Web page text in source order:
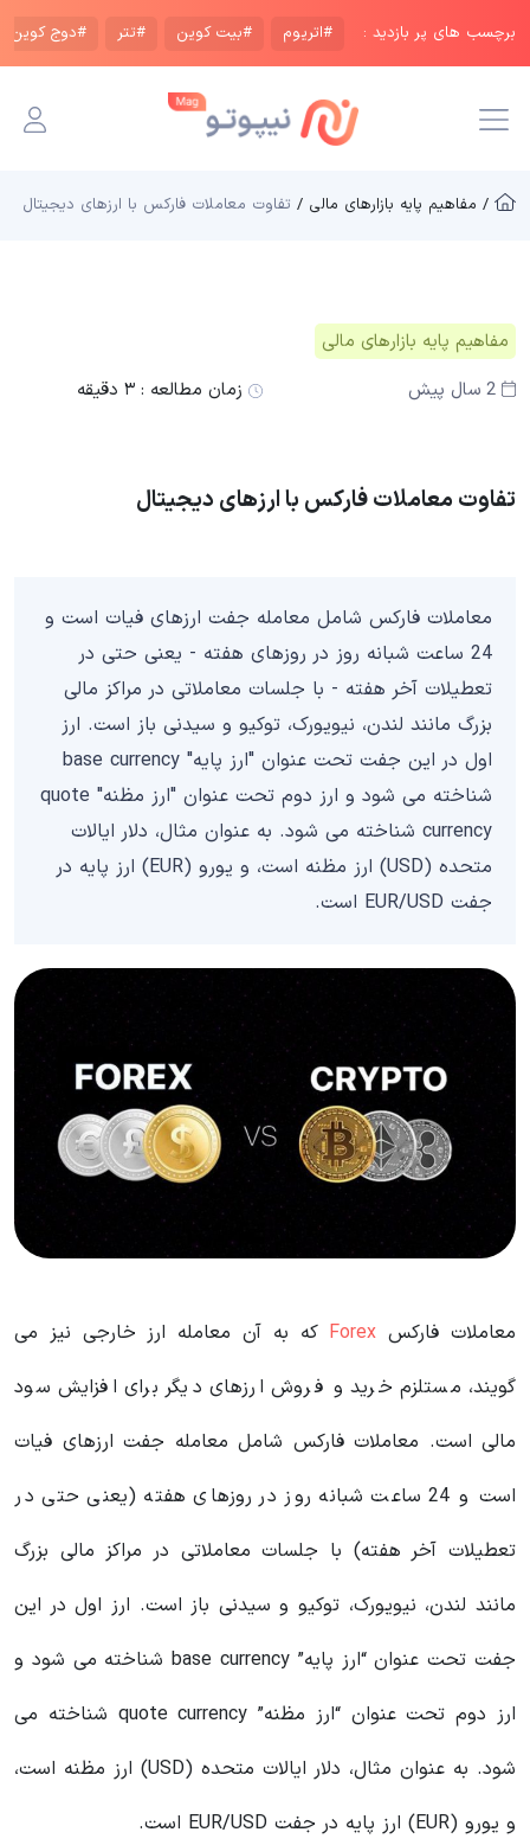
برچسب های پر بازدید : #اتریوم #بیت کوین #تتر #دوج کوین
/ مفاهیم پایه بازار‌های مالی / تفاوت معاملات فارکس با ارزهای دیجیتال
مفاهیم پایه بازار‌های مالی
2 سال پیش
زمان مطالعه : ۳ دقیقه
تفاوت معاملات فارکس با ارزهای دیجیتال
معاملات فارکس شامل معامله جفت ارزهای فیات است و
24 ساعت شبانه روز در روزهای هفته - یعنی حتی در
تعطیلات آخر هفته - با جلسات معاملاتی در مراکز مالی
بزرگ مانند لندن، نیویورک، توکیو و سیدنی باز است. ارز
اول در این جفت تحت عنوان "ارز پایه" base currency
شناخته می شود و ارز دوم تحت عنوان "ارز مظنه" quote
currency شناخته می شود. به عنوان مثال، دلار ایالات
متحده (USD) ارز مظنه است، و یورو (EUR) ارز پایه در
جفت EUR/USD است.
معاملات فارکس Forex که به آن معامله ارز خارجی نیز می
گویند، مستلزم خرید و فروش ارزهای دیگر برای افزایش سود
مالی است. معاملات فارکس شامل معامله جفت ارزهای فیات
است و 24 ساعت شبانه روز در روزهای هفته (یعنی حتی در
تعطیلات آخر هفته) با جلسات معاملاتی در مراکز مالی بزرگ
مانند لندن، نیویورک، توکیو و سیدنی باز است. ارز اول در این
جفت تحت عنوان “ارز پایه” base currency شناخته می شود و
ارز دوم تحت عنوان “ارز مظنه” quote currency شناخته می
شود. به عنوان مثال، دلار ایالات متحده (USD) ارز مظنه است،
و یورو (EUR) ارز پایه در جفت EUR/USD است.